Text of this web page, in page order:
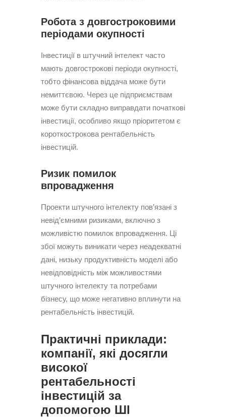
Робота з довгостроковими
періодами окупності
Інвестиції в штучний інтелект часто
мають довгострокові періоди окупності,
тобто фінансова віддача може бути
немиттєвою. Через це підприємствам
може бути складно виправдати початкові
інвестиції, особливо якщо пріоритетом є
короткострокова рентабельність
інвестицій.
Ризик помилок
впровадження
Проекти штучного інтелекту пов’язані з
невід’ємними ризиками, включно з
можливістю помилок впровадження. Ці
збої можуть виникати через неадекватні
дані, низьку продуктивність моделі або
невідповідність між можливостями
штучного інтелекту та потребами
бізнесу, що може негативно вплинути на
рентабельність інвестицій.
Практичні приклади:
компанії, які досягли
високої
рентабельності
інвестицій за
допомогою ШІ